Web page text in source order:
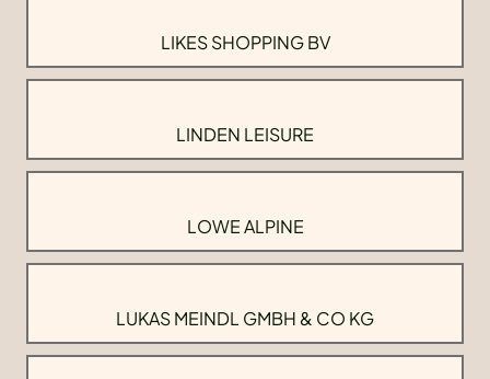
LIKES SHOPPING BV
LINDEN LEISURE
LOWE ALPINE
LUKAS MEINDL GMBH & CO KG